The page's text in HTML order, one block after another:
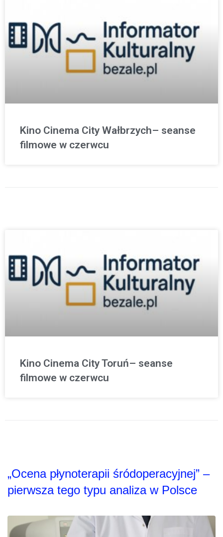
Kino Cinema City Wałbrzych– seanse
filmowe w czerwcu
Kino Cinema City Toruń– seanse
filmowe w czerwcu
„Ocena płynoterapii śródoperacyjnej” –
pierwsza tego typu analiza w Polsce